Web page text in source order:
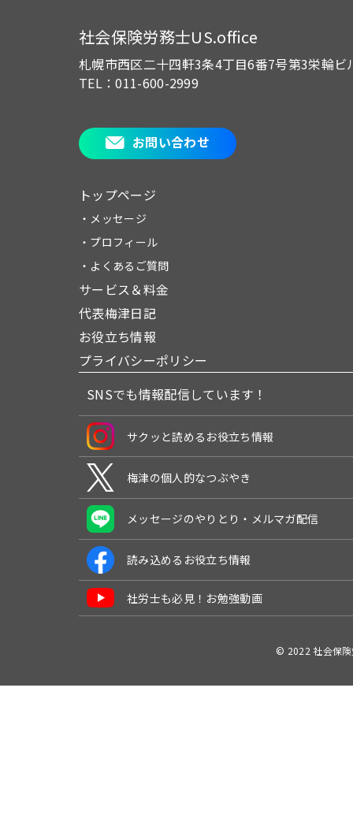
社会保険労務士US.office
札幌市西区二十四軒3条4丁目6番7号第3栄輪ビ
TEL：011-600-2999
お問い合わせ
トップページ
・メッセージ
・プロフィール
・よくあるご質問
サービス＆料金
代表梅津日記
お役立ち情報
プライバシーポリシー
SNSでも情報配信しています！
サクッと読めるお役立ち情報
梅津の個人的なつぶやき
メッセージのやりとり・メルマガ配信
読み込めるお役立ち情報
社労士も必見！お勉強動画
© 2022 社会保